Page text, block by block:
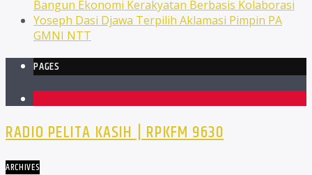
Bangun Ekonomi Kerakyatan Berbasis Kolaborasi
Yoseph Dasi Djawa Terpilih Aklamasi Pimpin PA
GMNI NTT
PAGES
RADIO PELITA KASIH | RPKFM 9630
ARCHIVES